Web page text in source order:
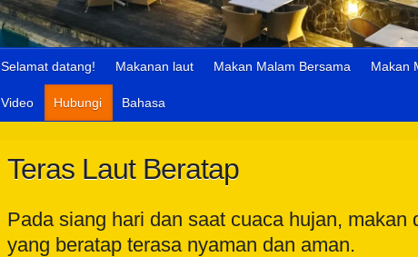
Selamat datang! Makanan laut Makan Malam Bersama Makan
Video Hubungi Bahasa
Teras Laut Beratap
Pada siang hari dan saat cuaca hujan, makan
yang beratap terasa nyaman dan aman.